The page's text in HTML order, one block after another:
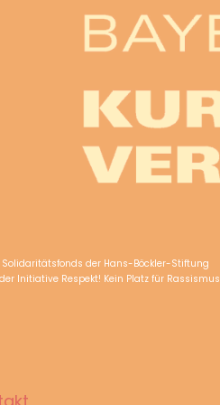
der Hans-Böckler-Stiftung
Initiative Respekt! Kein Platz für Rassismus